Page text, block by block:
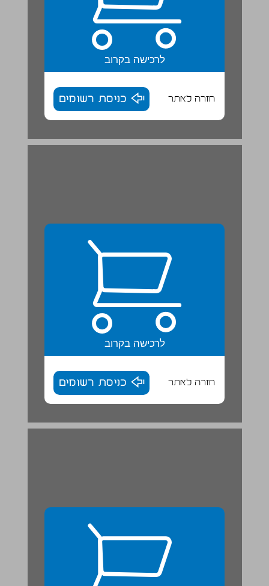
לרכישה בקרוב
חזרה לאתר כניסת רשומים
פרק 1 לשון ... 18
לרכישה בקרוב
חזרה לאתר כניסת רשומים